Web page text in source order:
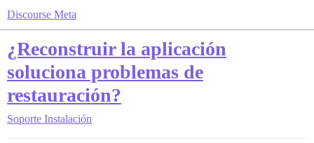
Discourse Meta
¿Reconstruir la aplicación
soluciona problemas de
restauración?
Soporte Instalación